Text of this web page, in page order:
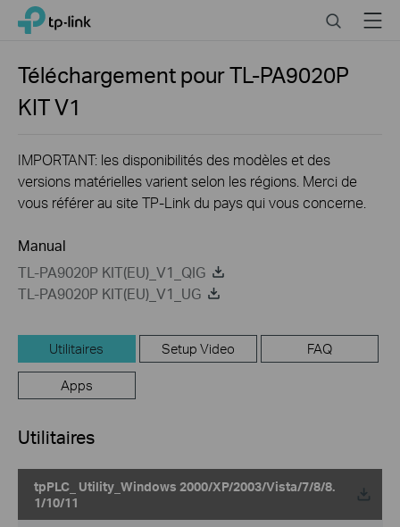
Click
the
navigation
TP-Link, Reliably Smart SearchMenu
Téléchargement pourTL-PA9020P
KITV1
IMPORTANT: les disponibilités des modèles et des
versions matérielles varient selon les régions. Merci de
vous référer au site TP-Link du pays qui vous concerne.
Manual
TL-PA9020P KIT(EU)_V1_QIG
TL-PA9020P KIT(EU)_V1_UG
Utilitaires Setup Video FAQ
Apps
Utilitaires
tpPLC_ Utility_Windows 2000/XP/2003/Vista/7/8/8.
1/10/11